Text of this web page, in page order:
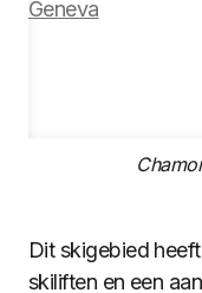
Dit skigebied
skiliften en een